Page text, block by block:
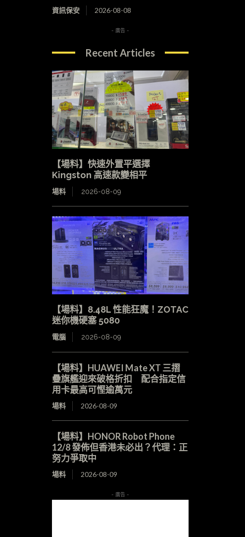
資訊保安 2026-08-08
- 廣告 -
Recent Articles
【場料】快速外置平選擇
Kingston 高速款變相平
場料 2026-08-09
【場料】8.48L 性能狂魔！ZOTAC
迷你機硬塞 5080
電腦 2026-08-09
【場料】HUAWEI Mate XT 三摺
疊旗艦迎來破格折扣 配合指定信
用卡最高可慳逾萬元
場料 2026-08-09
【場料】HONOR Robot Phone
12/8 發佈但香港未必出？代理：正
努力爭取中
場料 2026-08-09
- 廣告 -